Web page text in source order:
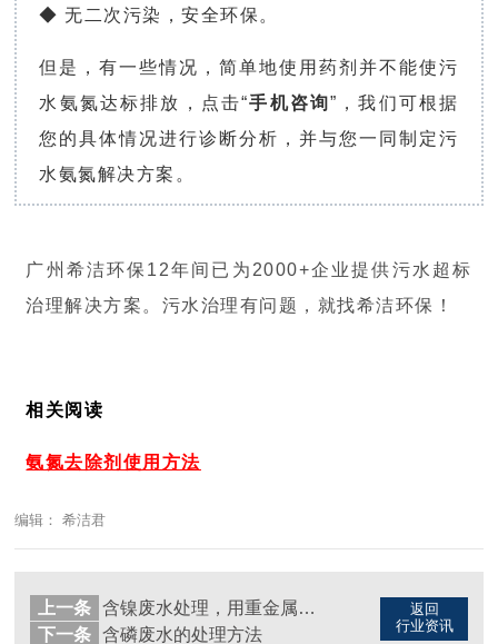
◆ 无二次污染，安全环保。
但是，有一些情况，简单地使用药剂并不能使污
水氨氮达标排放，点击“手机咨询”，我们可根据
您的具体情况进行诊断分析，并与您一同制定污
水氨氮解决方案。
广州希洁环保12年间已为2000+企业提供污水超标
治理解决方案。污水治理有问题，就找希洁环保！
相关阅读
氨氮去除剂使用方法
编辑： 希洁君
返回
行业资讯
上一条
含镍废水处理，用重金属捕捉剂
下一条
含磷废水的处理方法